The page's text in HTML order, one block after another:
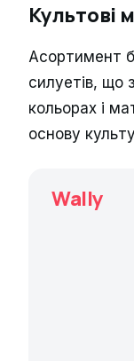
Культові
Асортимент
силуетів, що
кольорах і
основу
Wally